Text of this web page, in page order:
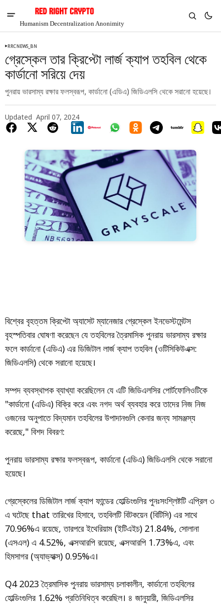
Humanism Decentralization Anonimity
Chia
$1.36
-3.32%
RRCNEWS_BN
গ্রেস্কেল তার ক্রিপ্টো লার্জ ক্যাপ তহবিল থেকে
কার্ডানো সরিয়ে দেয়
পুনরায় ভারসাম্য রক্ষার ফলস্বরূপ, কার্ডানো (এডিএ) জিডিএলসি থেকে সরানো হয়েছে।
Updated April 07, 2024
বিশ্বের বৃহত্তম ক্রিপ্টো অ্যাসেট ম্যানেজার গ্রেস্কেল ইনভেস্টমেন্টস
বৃহস্পতিবার ঘোষণা করেছেন যে তহবিলের ত্রৈমাসিক পুনরায় ভারসাম্য রক্ষার
ফলে কার্ডানো (এডিএ) এর ডিজিটাল লার্জ ক্যাপ তহবিল (ওটিসিকিউএক্স:
জিডিএলসি) থেকে সরানো হয়েছে।
সম্পদ ব্যবস্থাপক ব্যাখ্যা করেছিলেন যে এটি জিডিএলসির পোর্টফোলিওটিকে
"কার্ডানো (এডিএ) বিক্রি করে এবং নগদ অর্থ ব্যবহার করে তাদের নিজ নিজ
ওজনের অনুপাতে বিদ্যমান তহবিলের উপাদানগুলি কেনার জন্য সামঞ্জস্য
করেছে," বিশদ বিবরণ:
পুনরায় ভারসাম্য রক্ষার ফলস্বরূপ, কার্ডানো (এডিএ) জিডিএলসি থেকে সরানো
হয়েছে।
গ্রেস্কেলের ডিজিটাল লার্জ ক্যাপ ফান্ডের হোল্ডিংগুলির পুনঃসংশ্লিষ্টটি এপ্রিল ৩
এ ঘটেছে that তারিখের হিসাবে, তহবিলটি বিটকয়েন (বিটিসি) এর সাথে
70.96%এ রয়েছে, তারপরে ইথেরিয়াম (ইটিএইচ) 21.84%, সোলানা
(এসএল) এ 4.52%, এক্সআরপি রয়েছে, এক্সআরপি 1.73%এ, এবং
হিমসাগর (অ্যাভ্যাক্স) 0.95%এ।
Q4 2023 ত্রৈমাসিক পুনরায় ভারসাম্য চলাকালীন, কার্ডানো তহবিলের
হোল্ডিংগুলির 1.62% প্রতিনিধিত্ব করেছিল। ৪ জানুয়ারী, জিডিএলসির